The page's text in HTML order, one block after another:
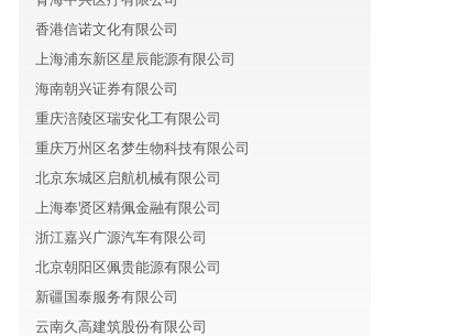
香港信诺文化有限公司
上海浦东新区星辰能源有限公司
海南朝兴证券有限公司
重庆涪陵区瑞安化工有限公司
重庆万州区名梦生物科技有限公司
北京东城区启航机械有限公司
上海奉贤区精佩金融有限公司
浙江嘉兴广源汽车有限公司
北京朝阳区佩贵能源有限公司
新疆国泰服务有限公司
云南久高建筑股份有限公司